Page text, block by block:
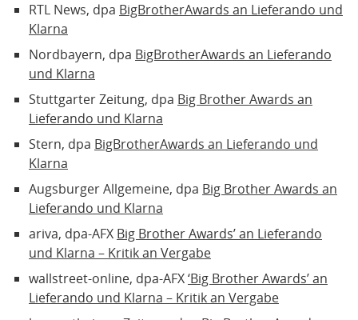
RTL News, dpa BigBrotherAwards an Lieferando und
Klarna
Nordbayern, dpa BigBrotherAwards an Lieferando
und Klarna
Stuttgarter Zeitung, dpa Big Brother Awards an
Lieferando und Klarna
Stern, dpa BigBrotherAwards an Lieferando und
Klarna
Augsburger Allgemeine, dpa Big Brother Awards an
Lieferando und Klarna
ariva, dpa-AFX Big Brother Awards’ an Lieferando
und Klarna – Kritik an Vergabe
wallstreet-online, dpa-AFX‘Big Brother Awards’ an
Lieferando und Klarna – Kritik an Vergabe